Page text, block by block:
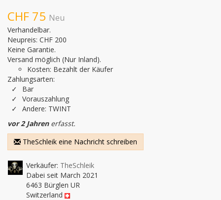
CHF 75 Neu
Verhandelbar.
Neupreis: CHF 200
Keine Garantie.
Versand möglich (Nur Inland).
Kosten: Bezahlt der Käufer
Zahlungsarten:
Bar
Vorauszahlung
Andere: TWINT
vor 2 Jahrenerfasst.
TheSchleik eine Nachricht schreiben
Verkäufer: TheSchleik
Dabei seit March 2021
6463 Bürglen UR
Switzerland